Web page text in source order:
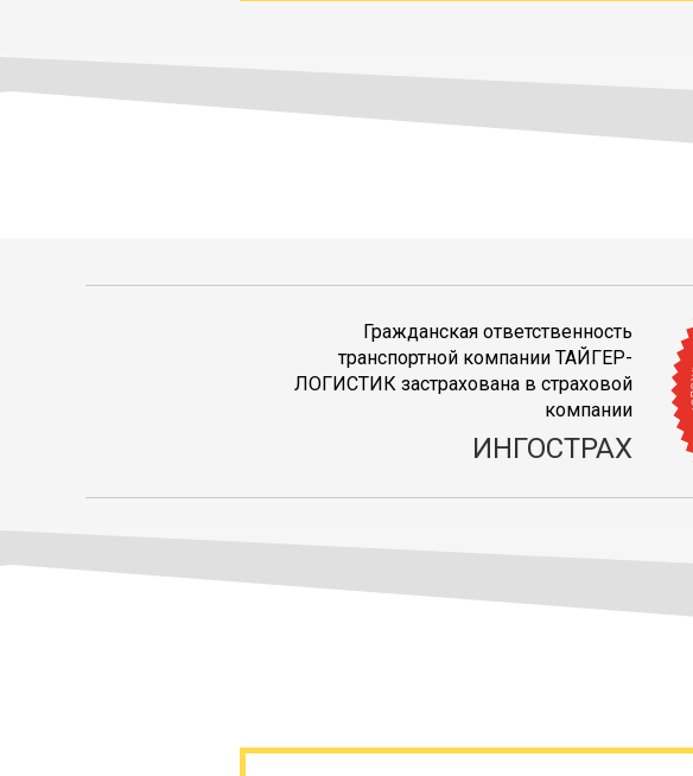
Гражданская ответственность
транспортной компании ТАЙГЕР-
ЛОГИСТИК застрахована в страховой
компании
ИНГОСТРАХ